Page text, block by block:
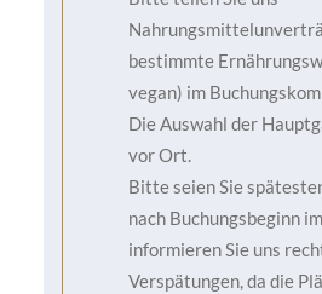
PASSIONSFRUCHT-CRÈME-
4-Gänge Menü
WILDKRÄUTERSALAT mit
Blattsalate | Cherrytomaten |
Walnüsse
SÜSSKARTOFFELSUPPE mit
bestimmte
vegan) im
Die Auswahl der
vor Ort.
Bitte seien Sie
nach Buchungsbeginn
informieren Sie uns
Verspätungen, da die